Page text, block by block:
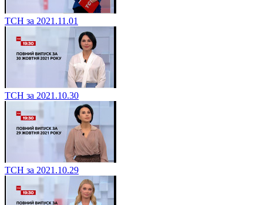
ТСН за 2021.11.01
ТСН за 2021.10.30
ТСН за 2021.10.29